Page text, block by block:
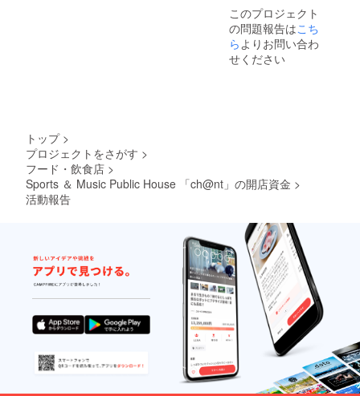
ト2000
円分 ・
お礼の
手紙 ・
当店
イベン
ト優先
予約
レセ
プショ
無料ご
招待
きなイ
ベント
にお申
込み頂
けま
す。飲
食代は
別） ・
MEGAS
TOPPE
R DOMI
デザイ
ン・サ
ポー
このプロジェクト
の問題報告はこち
らよりお問い合わ
せください
トップ >
プロジェクトをさがす >
フード・飲食店 >
Sports ＆ Music Public House 「ch@nt」の開店資金 >
活動報告